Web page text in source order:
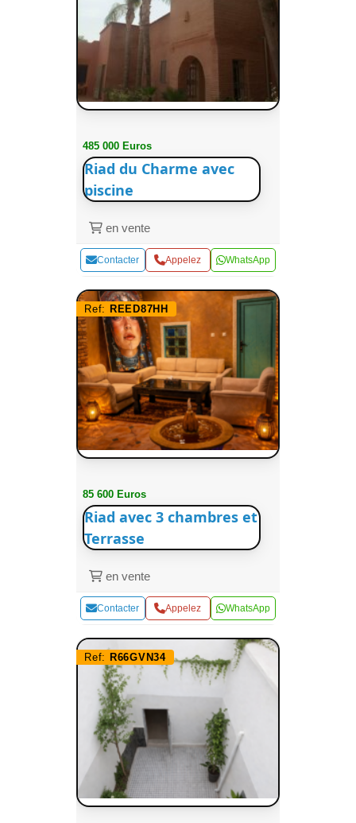
485 000 Euros
Riad du Charme avec
piscine
en vente
Contacter Appelez WhatsApp
Ref: REED87HH
85 600 Euros
Riad avec 3 chambres et
Terrasse
en vente
Contacter Appelez WhatsApp
Ref: R66GVN34